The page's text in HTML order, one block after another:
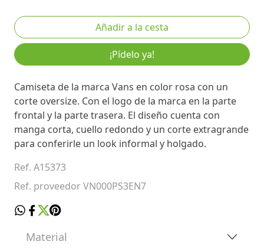
¡Pídelo ya!
Camiseta de la marca Vans en color rosa con un
corte oversize. Con el logo de la marca en la parte
frontal y la parte trasera. El diseño cuenta con
manga corta, cuello redondo y un corte extragrande
para conferirle un look informal y holgado.
Ref. A15373
Ref. proveedor VN000PS3EN7
Material